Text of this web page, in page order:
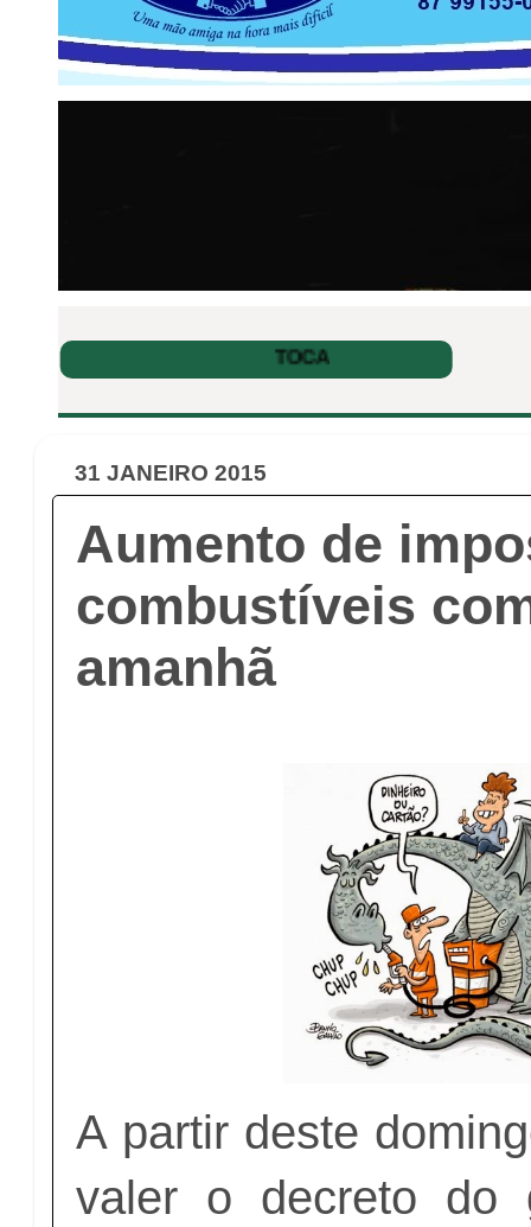
31 JANEIRO 2015
Aumento de
combustíveis
amanhã
A partir deste
valer o decreto do